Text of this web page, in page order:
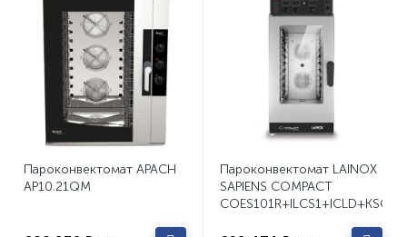
Пароконвектомат APACH
AP10.21QM
Пароконвектомат LAINOX
SAPIENS COMPACT